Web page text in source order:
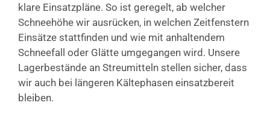
klare Einsatzpläne. So ist geregelt, ab welcher
Schneehöhe wir ausrücken, in welchen Zeitfenstern
Einsätze stattfinden und wie mit anhaltendem
Schneefall oder Glätte umgegangen wird. Unsere
Lagerbestände an Streumitteln stellen sicher, dass
wir auch bei längeren Kältephasen einsatzbereit
bleiben.